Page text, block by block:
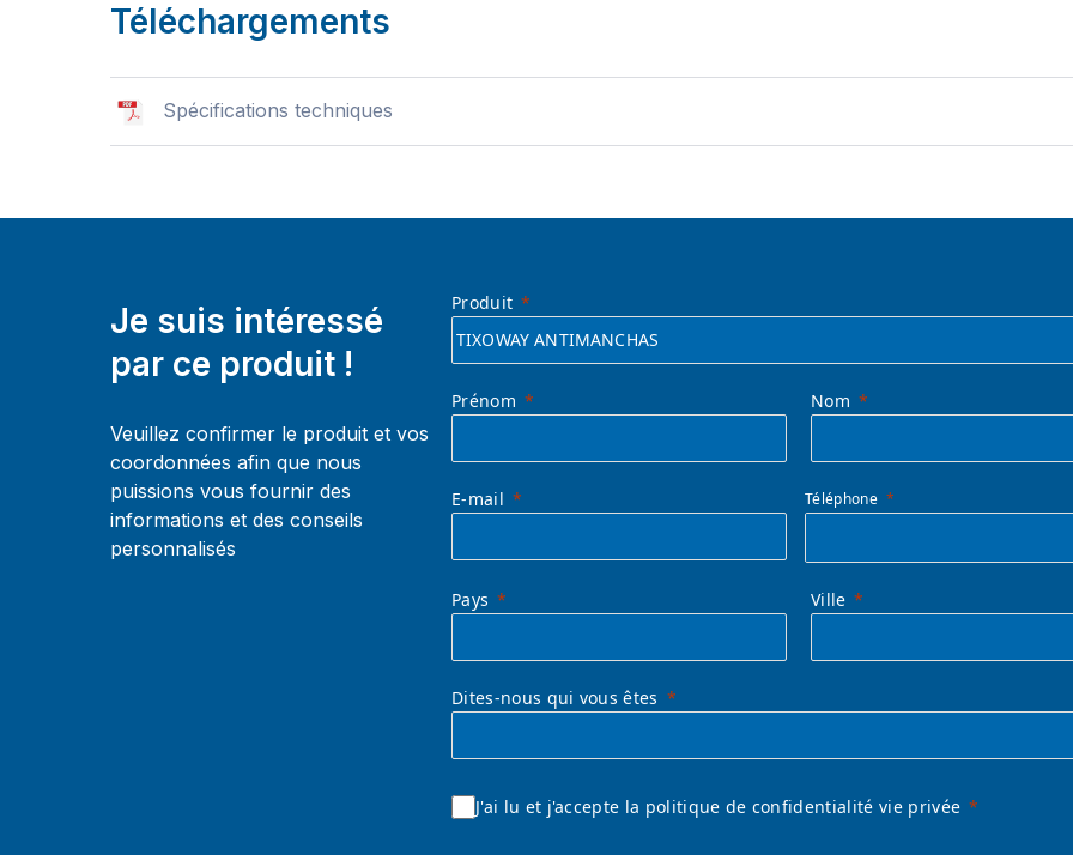
Téléchargements
Spécifications techniques
Je suis intéressé
par ce produit !
Veuillez confirmer le produit et vos
coordonnées afin que nous
puissions vous fournir des
informations et des conseils
personnalisés
Produit
Prénom Nom
E-mail Téléphone
Pays Ville
Dites-nous qui vous êtes
J'ai lu et j'accepte la politique de confidentialité vie privée